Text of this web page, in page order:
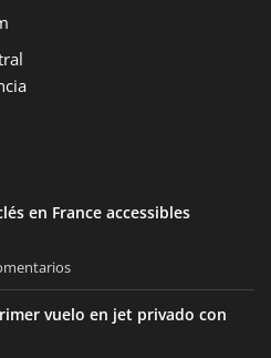
en France accessibles
vuelo en jet privado con